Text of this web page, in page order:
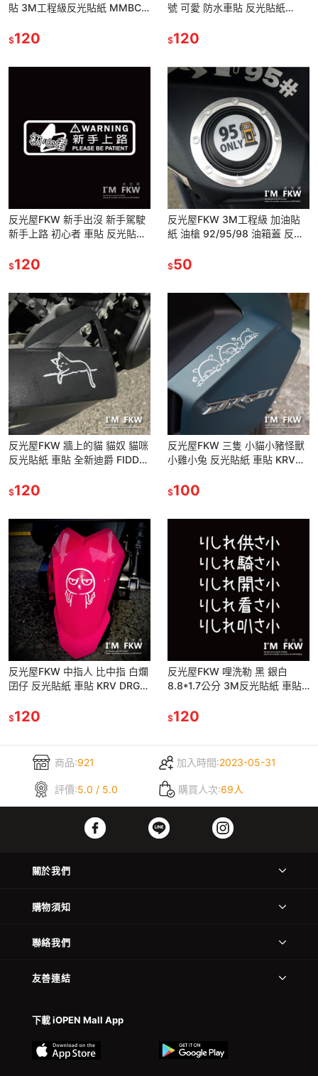
貼 3M工程級反光貼紙 MMBCU
通用
$120
號 可愛 防水車貼 反光貼紙
$120
反光屋FKW 新手出沒 新手駕駛
新手上路 初心者 車貼 反光貼紙
機車貼紙 汽車貼紙
$120
反光屋FKW 3M工程級 加油貼
紙 油槍 92/95/98 油箱蓋 反光
質 不易褪色脫落
$50
反光屋FKW 牆上的貓 貓奴 貓咪
反光貼紙 車貼 全新迪爵 FIDDLE
$120
反光屋FKW 三隻 小貓小豬怪獸
小雞小兔 反光貼紙 車貼 KRV
MMBCU 通用
$100
反光屋FKW 中指人 比中指 白爛
囝仔 反光貼紙 車貼 KRV DRG
通用
$120
反光屋FKW 哩洗勒 黑 銀白
8.8*1.7公分 3M反光貼紙 車貼
小 公鯊小 公3小
$120
商品:921 加入時間:2023-05-31
評價:5.0 / 5.0 購買人次:69人
關於我們
購物須知
聯絡我們
友善連結
下載 iOPEN Mall App